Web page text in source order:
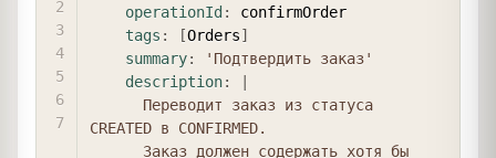
operationId :
confirmOrder
tags : [Orders]
summary:
'Подтвердить заказ'
description:
CREATED в CONFIRMED.